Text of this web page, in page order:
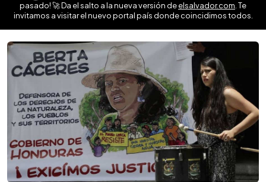
pasado! 🚀 Da el salto a la nueva versión deelsalvador.com . Te
invitamos a visitar el nuevo portal país donde coincidimos todos.